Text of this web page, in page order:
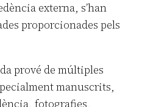
externa, s’han
proporcionades pels
prové de múltiples
manuscrits,
fotografies,